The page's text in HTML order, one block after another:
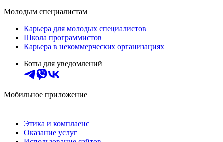
Молодым специалистам
Карьера для молодых специалистов
Школа программистов
Карьера в некоммерческих организациях
Боты для уведомлений
Мобильное приложение
Этика и комплаенс
Оказание услуг